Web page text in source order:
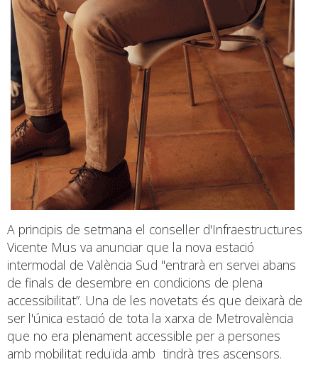
A principis de setmana el conseller d'Infraestructures
Vicente Mus va anunciar que la nova estació
intermodal de València Sud "entrarà en servei abans
de finals de desembre en condicions de plena
accessibilitat”. Una de les novetats és que deixarà de
ser l'única estació de tota la xarxa de Metrovalència
que no era plenament accessible per a persones
amb mobilitat reduïda amb tindrà tres ascensors.